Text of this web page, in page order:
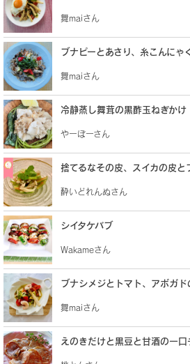
舞maiさん
ブナピーとあさり、糸こんにゃ
舞maiさん
冷静蒸し舞茸の黒酢玉ねぎかけ
やーぼーさん
捨てるなその皮、スイカの皮と
酔いどれんぬさん
シイタケバブ
Wakameさん
ブナシメジとトマト、アボガ
舞maiさん
えのきだけと黒豆と甘酒の一口